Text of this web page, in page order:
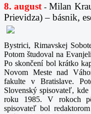
8. august -Milan
Prievidza) – básnik,
Bystrici, Rimavskej
Potom študoval na
Po skončení bol krátko
Novom Meste nad
fakulte v Bratislave.
Slovenský spisovateľ,
roku 1985. V rokoch
spisovateľ bol